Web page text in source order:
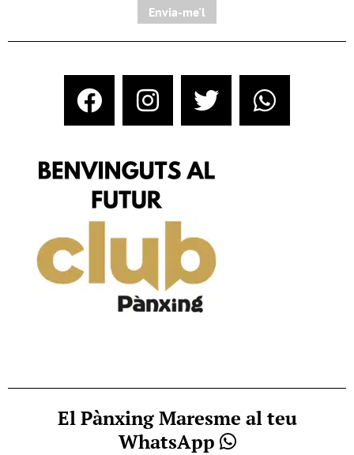
Envia-me'l
El Pànxing Maresme al teu
WhatsApp